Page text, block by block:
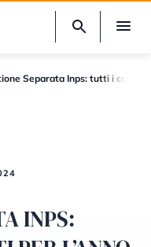
Separata Inps: tutti i
INPS: